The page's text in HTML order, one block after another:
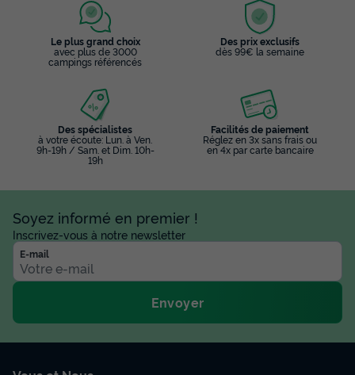
Le plus grand choix
avec plus de 3000
campings référencés
Des prix exclusifs
dès 99€ la semaine
Des spécialistes
à votre écoute: Lun. à Ven.
9h-19h / Sam. et Dim. 10h-
19h
Facilités de paiement
Réglez en 3x sans frais ou
en 4x par carte bancaire
Soyez informé en premier !
Inscrivez-vous à notre newsletter
E-mail
Envoyer